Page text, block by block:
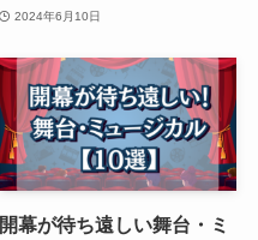
2024年6月10日
開幕が待ち遠しい舞台・ミ